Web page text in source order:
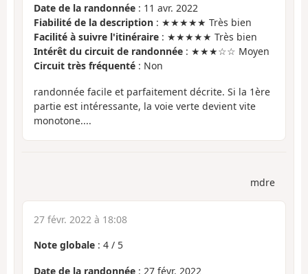
Date de la randonnée : 11 avr. 2022
Fiabilité de la description : ★★★★★ Très bien
Facilité à suivre l'itinéraire : ★★★★★ Très bien
Intérêt du circuit de randonnée : ★★★☆☆ Moyen
Circuit très fréquenté : Non
randonnée facile et parfaitement décrite. Si la 1ère
partie est intéressante, la voie verte devient vite
monotone....
mdre
27 févr. 2022 à 18:08
Note globale : 4 / 5
Date de la randonnée : 27 févr. 2022